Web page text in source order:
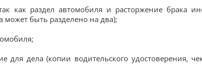
как раздел автомобиля и расторжение брака
может быть разделено на два);
для дела (копии водительского удостоверения,